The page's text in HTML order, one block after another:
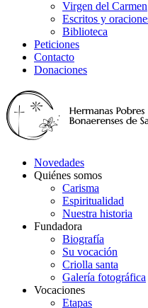
Virgen del Carmen
Escritos y
Biblioteca
Peticiones
Contacto
Donaciones
Novedades
Quiénes somos
Carisma
Espiritualidad
Nuestra historia
Fundadora
Biografía
Su vocación
Criolla santa
Galería fotográfica
Vocaciones
Etapas